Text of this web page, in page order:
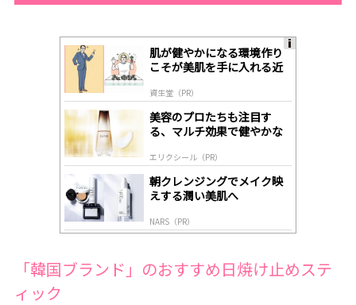
肌が健やかになる環境作り
こそが美肌を手に入れる近
資生堂（PR）
美容のプロたちも注目す
る、マルチ効果で健やかな
エリクシール（PR）
朝クレンジングでメイク映
えする潤い美肌へ
NARS（PR）
「韓国ブランド」のおすすめ日焼け止めステ
ィック